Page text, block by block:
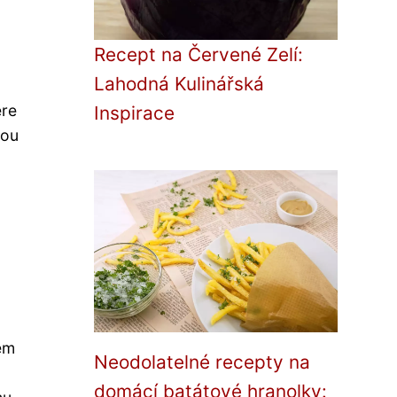
Recept na Červené Zelí:
Lahodná Kulinářská
Inspirace
Neodolatelné recepty na
domácí batátové hranolky: